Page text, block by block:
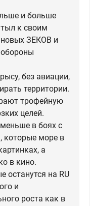
и больше
тыл к своим
новых ЗЕКОВ и
без авиации,
территории.
трофейную
целей.
в боях с
море в
а
в кино.
на RU
и
роста как в